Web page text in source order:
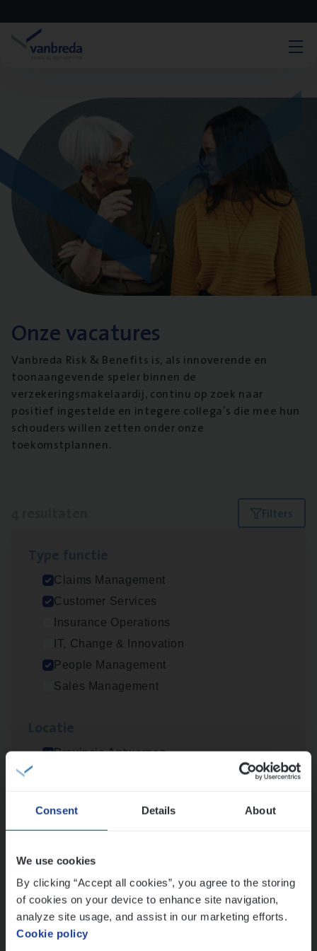
Consent Details About
We use cookies
By clicking “Accept all cookies”, you agree to the storing
of cookies on your device to enhance site navigation,
analyze site usage, and assist in our marketing efforts.
Cookie policy
Onze vacatures
Vanbreda Risk & Benefits is, als innoverende en
toonaangevende speler binnen de
verzekeringsmakelaardij, continu op zoek naar
positief ingestelde en integere collega’s die mee hun
schouders willen zetten onder onze
toekomstplannen.
Filters
Claims Management
Customer Services
Insurance Operations
IT, Change & Innovation
People Management
Sales Management
Provincie Antwerpen
Wis alle filters
Busi­ness Mana­ger Mari­ne Cargo
People Management, Sales Management
Antwerpen
Scha­de Expert Fleet
Hospitalisatieverzekeringen
Customer Services
Antwerpen
Claims­hand­ler Fleet